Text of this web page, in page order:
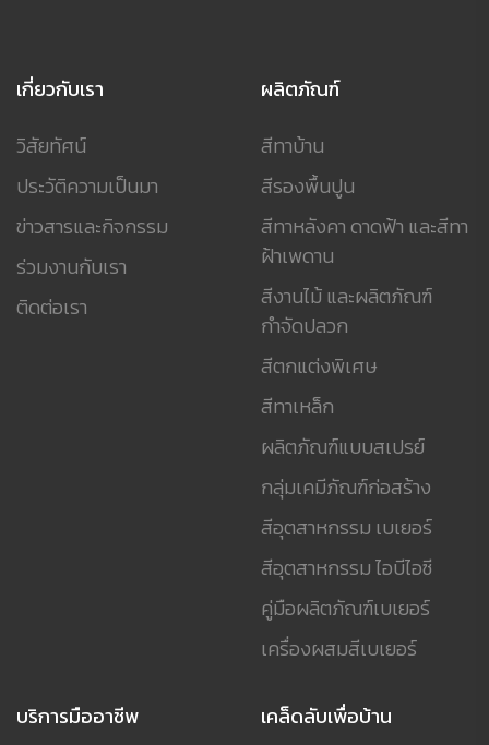
เกี่ยวกับเรา
วิสัยทัศน์
ประวัติความเป็นมา
ข่าวสารและกิจกรรม
ร่วมงานกับเรา
ติดต่อเรา
ผลิตภัณฑ์
สีทาบ้าน
สีรองพื้นปูน
สีทาหลังคา ดาดฟ้า และสีทา
ฝ้าเพดาน
สีงานไม้ และผลิตภัณฑ์
กำจัดปลวก
สีตกแต่งพิเศษ
สีทาเหล็ก
ผลิตภัณฑ์แบบสเปรย์
กลุ่มเคมีภัณฑ์ก่อสร้าง
สีอุตสาหกรรม เบเยอร์
สีอุตสาหกรรม ไอบีไอซี
คู่มือผลิตภัณฑ์เบเยอร์
เครื่องผสมสีเบเยอร์
บริการมืออาชีพ
เคล็ดลับเพื่อบ้าน